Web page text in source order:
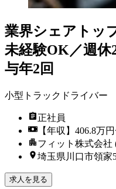
業界シェアトッ
未経験OK／週休
与年2回
小型トラックドライバー
正社員
【年収】406.8万
フィット株式会社
埼玉県川口市領家
求人を見る